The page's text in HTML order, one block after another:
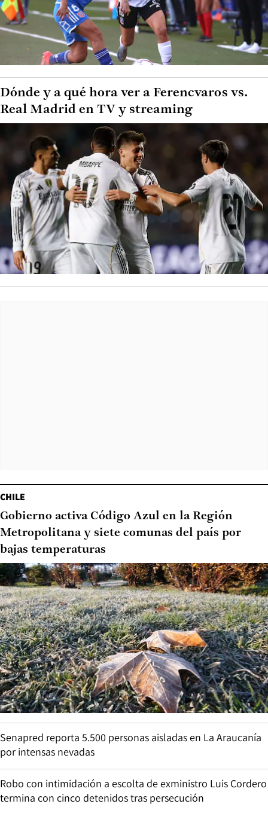
Dónde y a qué hora ver a Ferencvaros vs.
Real Madrid en TV y streaming
CHILE
Gobierno activa Código Azul en la Región
Metropolitana y siete comunas del país por
bajas temperaturas
Senapred reporta 5.500 personas aisladas en La Araucanía
por intensas nevadas
Robo con intimidación a escolta de exministro Luis Cordero
termina con cinco detenidos tras persecución